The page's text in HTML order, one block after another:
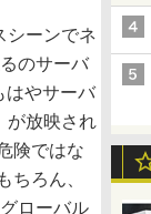
シーンでネ
のサーバ
はやサーバ
が放映され
険ではな
ちろん、
ローバル